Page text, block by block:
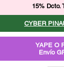
15% Dcto.
CYBER
YAPE O
Envío